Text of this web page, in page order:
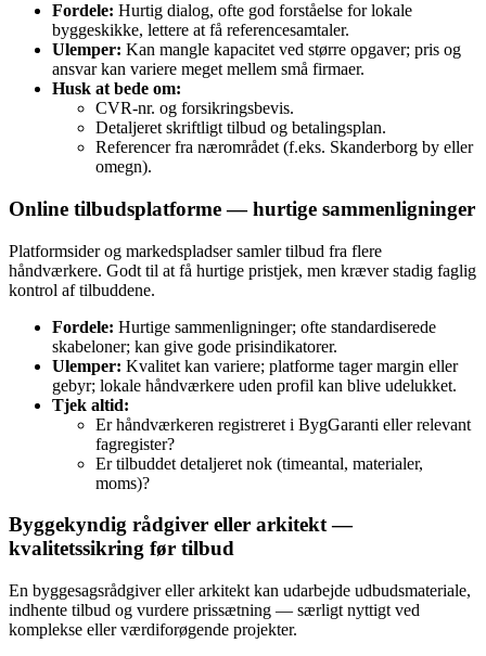
Fordele: Hurtig dialog, ofte god forståelse for lokale
byggeskikke, lettere at få referencesamtaler.
Ulemper: Kan mangle kapacitet ved større opgaver; pris og
ansvar kan variere meget mellem små firmaer.
Husk at bede om:
CVR‑nr. og forsikringsbevis.
Detaljeret skriftligt tilbud og betalingsplan.
Referencer fra nærområdet (f.eks. Skanderborg by eller
omegn).
Online tilbudsplatforme — hurtige sammenligninger
Platformsider og markedspladser samler tilbud fra flere
håndværkere. Godt til at få hurtige pristjek, men kræver stadig faglig
kontrol af tilbuddene.
Fordele: Hurtige sammenligninger; ofte standardiserede
skabeloner; kan give gode prisindikatorer.
Ulemper: Kvalitet kan variere; platforme tager margin eller
gebyr; lokale håndværkere uden profil kan blive udelukket.
Tjek altid:
Er håndværkeren registreret i BygGaranti eller relevant
fagregister?
Er tilbuddet detaljeret nok (timeantal, materialer,
moms)?
Byggekyndig rådgiver eller arkitekt —
kvalitetssikring før tilbud
En byggesagsrådgiver eller arkitekt kan udarbejde udbudsmateriale,
indhente tilbud og vurdere prissætning — særligt nyttigt ved
komplekse eller værdiforøgende projekter.